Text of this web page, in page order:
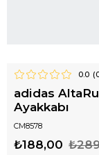
0.0 (
adidas
Ayakkabı
CM8578
₺188,00